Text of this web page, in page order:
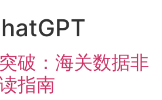
破：海关数据非
指南